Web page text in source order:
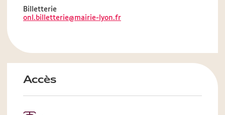
Billetterie
onl.billetterie@mairie-lyon.fr
Accès